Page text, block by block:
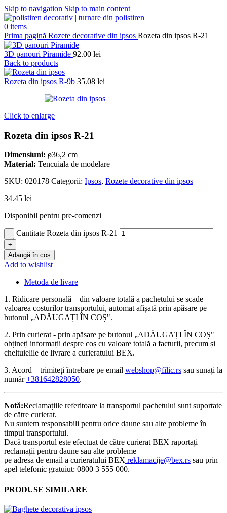
Skip to navigation Skip to main content
0 items
Prima pagină Rozete decorative din ipsos Rozeta din ipsos R-21
3D panouri Piramide 92.00 lei
Back to products
Rozeta din ipsos R-9b 35.08 lei
Click to enlarge
Rozeta din ipsos R-21
Dimensiuni: ø36,2 cm
Material: Tencuiala de modelare
SKU: 020178 Categorii: Ipsos, Rozete decorative din ipsos
34.45 lei
Disponibil pentru pre-comenzi
Cantitate Rozeta din ipsos R-21
Adaugă în coș
Add to wishlist
Metoda de livare
1. Ridicare personală – din valoare totală a pachetului se scade
valoarea costurilor transportului, automat afișată prin apăsare pe
butonul „ADĂUGAȚI ÎN COȘ".
2. Prin curierat - prin apăsare pe butonul „ADĂUGAȚI ÎN COȘ"
obțineți informații despre coș cu valoare totală a facturii, precum și
cheltuielile de livrare a curieratului BEX.
3. Acord – trimiteți întrebare pe email webshop@filic.rs sau sunați la
număr+381642828050.
Notă:Reclamațiile referitoare la transportul pachetului sunt suportate
de către curierat.
Nu suntem responsabili pentru orice daune sau alte probleme în
timpul transportului.
Dacă transportul este efectuat de către curierat BEX raportați
reclamații pentru daune sau alte probleme
pe adresa de email a curieratului BEX reklamacije@bex.rs sau prin
apel telefonic gratuiut: 0800 3 555 000.
PRODUSE SIMILARE